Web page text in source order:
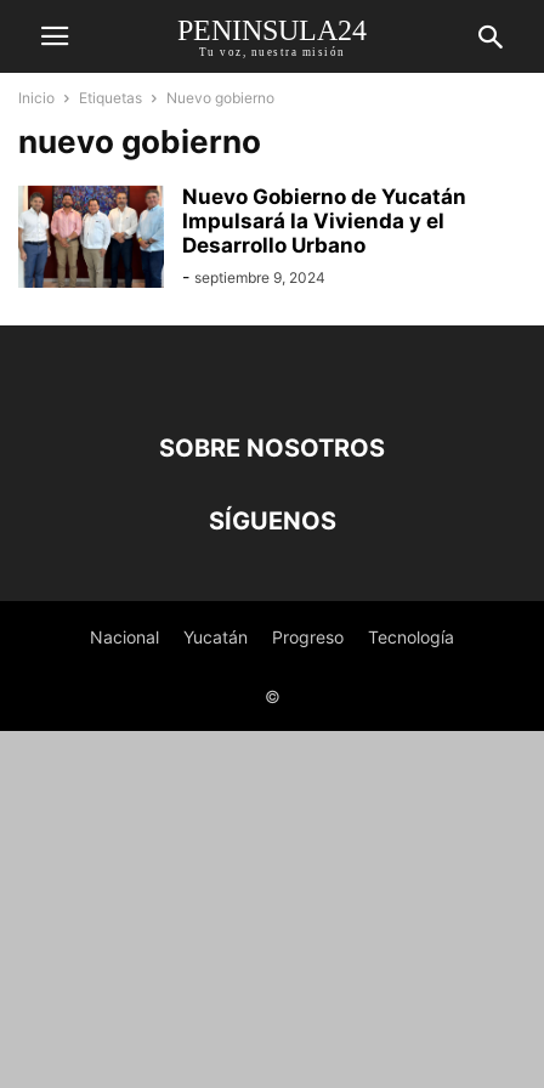
PENINSULA24
Tu voz, nuestra misión
Inicio Etiquetas Nuevo gobierno
nuevo gobierno
Nuevo Gobierno de Yucatán
Impulsará la Vivienda y el
Desarrollo Urbano
- septiembre 9, 2024
SOBRE NOSOTROS
SÍGUENOS
Nacional Yucatán Progreso Tecnología
©